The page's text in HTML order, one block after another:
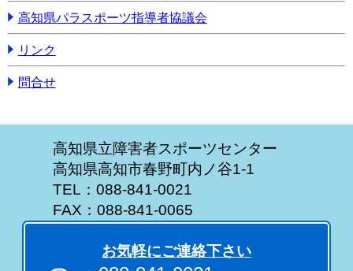
高知県パラスポーツ指導者協議会
リンク
問合せ
高知県立障害者スポーツセンター
高知県高知市春野町内ノ谷1-1
TEL：088-841-0021
FAX：088-841-0065
お気軽にご連絡下さい